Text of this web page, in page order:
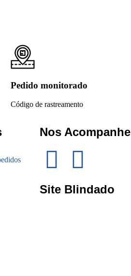
Pedido monitorado
Código de rastreamento
Nos Acompanhe
Site Blindado